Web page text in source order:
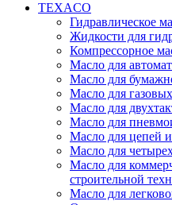
TEXACO
Гидравлическое
Жидкости для
Компрессорное
Масло для
Масло для
Масло для
Масло для
Масло для
Масло для цепей
Масло для
Масло для
строительной
Масло для